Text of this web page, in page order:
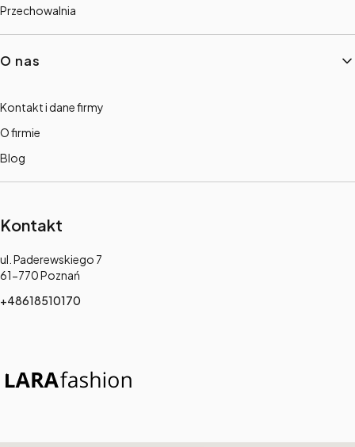
Przechowalnia
O nas
Kontakt i dane firmy
O firmie
Blog
Kontakt
Adres:
ul. Paderewskiego 7
61-770 Poznań
+48618510170